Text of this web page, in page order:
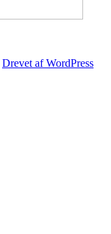
Drevet af WordPress